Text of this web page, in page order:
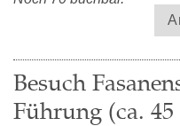
Besuch
Führung (ca.